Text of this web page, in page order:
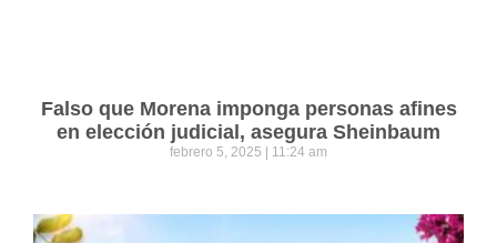
Falso que Morena imponga personas afines
en elección judicial, asegura Sheinbaum
febrero 5, 2025 11:24 am